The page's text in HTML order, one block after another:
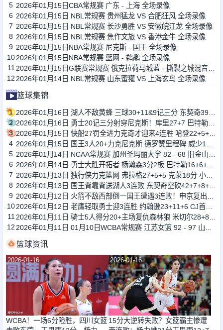
5 2026年01月15日CBA常规赛 广东 - 上海 全场录像
6 2026年01月15日 NBL常规赛 贵州猛龙 VS 合肥狂风 全场录像
7 2026年01月15日 NBL常规赛 长沙勇胜 VS 安徽皖江龙 全场录像
8 2026年01月15日 NBL常规赛 焦作文旅 VS 香港金牛 全场录像
9 2026年01月15日NBA常规赛 尼克斯 - 国王 全场录像
102026年01月15日NBA常规赛 篮网 - 鹈鹕 全场录像
11
12 2026年01月14日 NBL常规赛 山东蜜獾 VS 上海玄鸟 全场录像
篮球集锦
1
2
3
4
5
6
7
8
9
10
11
12
篮球资讯
2026-01-16
WCBA！一场6分险胜，四川女篮
2026-01-16
15分大逆转失败？女篮霸主惨遭